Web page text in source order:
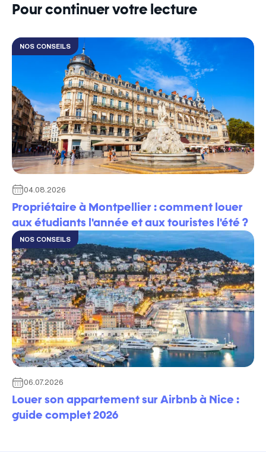
Pour continuer votre lecture
NOS CONSEILS
04.08.2026
Propriétaire à Montpellier : comment louer
aux étudiants l'année et aux touristes l'été ?
NOS CONSEILS
06.07.2026
Louer son appartement sur Airbnb à Nice :
guide complet 2026